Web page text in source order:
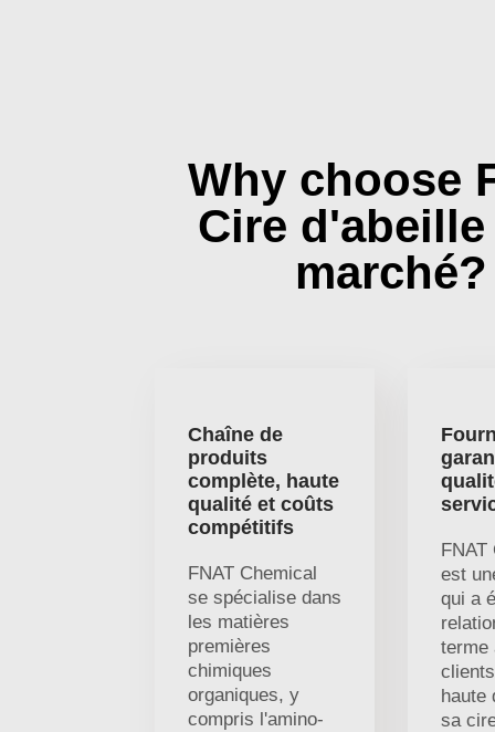
Why choose
Cire
marché?
Chaîne de
produits
complète, haute
qualité et coûts
compétitifs
FNAT Chemical
se spécialise dans
les matières
premières
chimiques
organiques, y
compris l'amino-
FNAT
est
qui a
terme
haute
sa